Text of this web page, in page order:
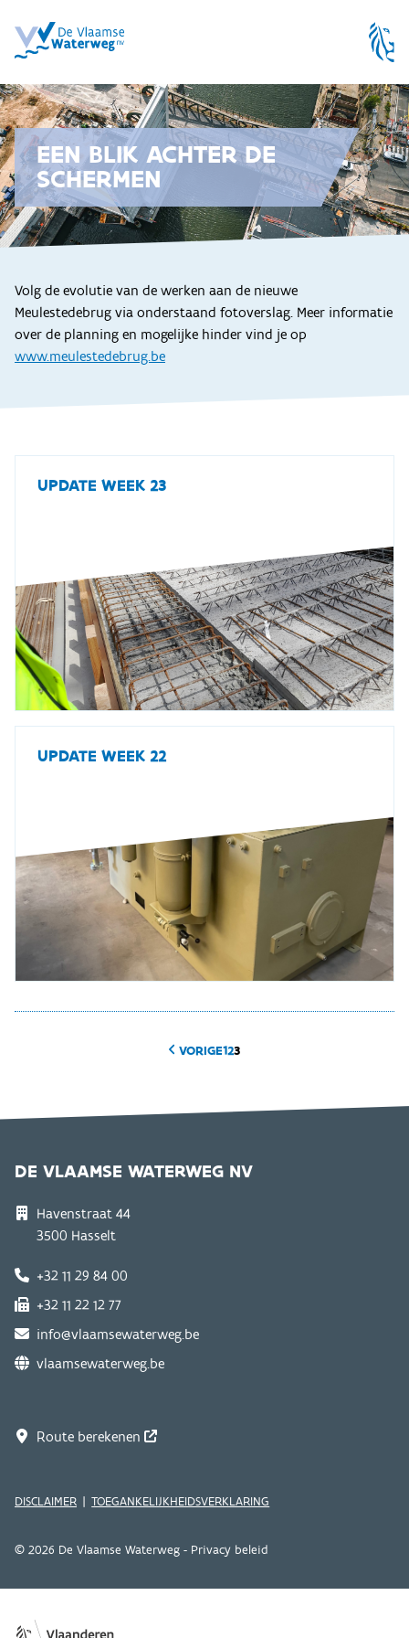
EEN BLIK ACHTER DE
SCHERMEN
Volg de evolutie van de werken aan de nieuwe
Meulestedebrug via onderstaand fotoverslag. Meer informatie
over de planning en mogelijke hinder vind je op
www.meulestedebrug.be
UPDATE WEEK 23
UPDATE WEEK 22
VORIGE123
DE VLAAMSE WATERWEG NV
Havenstraat 44
3500 Hasselt
+32 11 29 84 00
+32 11 22 12 77
info@vlaamsewaterweg.be
vlaamsewaterweg.be
Route berekenen
DISCLAIMER TOEGANKELIJKHEIDSVERKLARING
© 2026 De Vlaamse Waterweg - Privacy beleid